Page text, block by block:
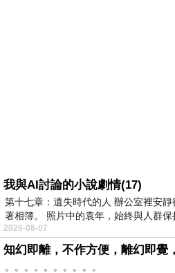
我與AI討論的小說劇情(17)
第十七章：遺失時代的人 辦公室裡安
著相簿。 照片中的袁年，始終與人群保
2026-08-07
知幻即離，不作方便，離幻即覺
。。。。。。。。。。